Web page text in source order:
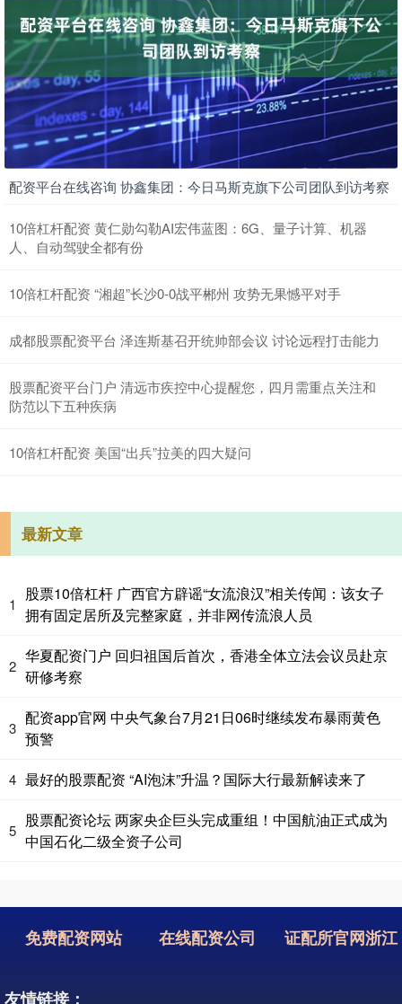
配资平台在线咨询 协鑫集团：今日马斯克旗下公司团队到访考察
10倍杠杆配资 黄仁勋勾勒AI宏伟蓝图：6G、量子计算、机器
人、自动驾驶全都有份
10倍杠杆配资 “湘超”长沙0-0战平郴州 攻势无果憾平对手
成都股票配资平台 泽连斯基召开统帅部会议 讨论远程打击能力
股票配资平台门户 清远市疾控中心提醒您，四月需重点关注和
防范以下五种疾病
10倍杠杆配资 美国“出兵”拉美的四大疑问
最新文章
1
股票10倍杠杆 广西官方辟谣“女流浪汉”相关传闻：该女子
拥有固定居所及完整家庭，并非网传流浪人员
2
华夏配资门户 回归祖国后首次，香港全体立法会议员赴京
研修考察
3
配资app官网 中央气象台7月21日06时继续发布暴雨黄色
预警
4 最好的股票配资 “AI泡沫”升温？国际大行最新解读来了
5
股票配资论坛 两家央企巨头完成重组！中国航油正式成为
中国石化二级全资子公司
免费配资网站 在线配资公司 证配所官网浙江
友情链接：